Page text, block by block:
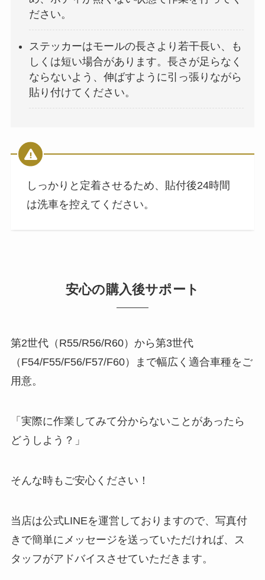
ださい。
ステッカーはモールの長さより若干長い、も
しくは短い場合があります。長さが足らなく
ならないよう、伸ばすように引っ張りながら
貼り付けてください。
しっかりと定着させるため、貼付後24時間
は洗車を控えてください。
安心の購入後サポート
第2世代（R55/R56/R60）から第3世代
（F54/F55/F56/F57/F60）まで幅広く適合車種をご
用意。
「実際に作業してみて分からないことがあったら
どうしよう？」
そんな時もご安心ください！
当店は公式LINEを運営しておりますので、写真付
きで簡単にメッセージを送っていただければ、ス
タッフがアドバイスさせていただきます。